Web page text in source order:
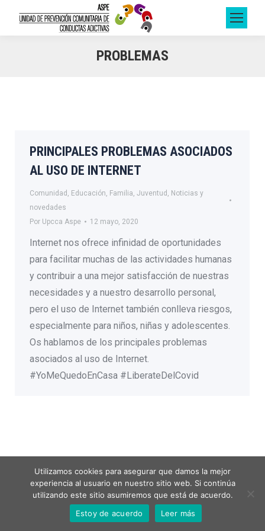
PROBLEMAS
PRINCIPALES PROBLEMAS ASOCIADOS
AL USO DE INTERNET
Comunidad , Educación, Familia, Juventud , Noticias y
novedades
Por Upcca Aspe 12 mayo, 2020
Internet nos ofrece infinidad de oportunidades
para facilitar muchas de las actividades humanas
y contribuir a una mejor satisfacción de nuestras
necesidades y a nuestro desarrollo personal,
pero el uso de Internet también conlleva riesgos,
especialmente para niños, niñas y adolescentes.
Os hablamos de los principales problemas
asociados al uso de Internet.
#YoMeQuedoEnCasa #LiberateDelCovid
Menú legal
Utilizamos cookies para asegurar que damos la mejor
experiencia al usuario en nuestro sitio web. Si continúa
utilizando este sitio asumiremos que está de acuerdo.
Estoy de acuerdo
Leer más